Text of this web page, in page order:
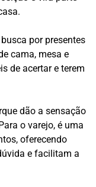
por presentes
cama, mesa e
de acertar e terem
dão a sensação
o varejo, é uma
oferecendo
e facilitam a